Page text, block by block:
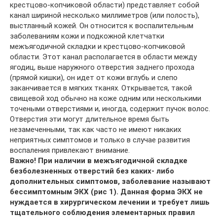
крестцово-копчиковой области) представляет собой
канал шириной несколько миллиметров (или полость),
выстланный кожей. Он относится к воспалительным
заболеваниям кожи и подкожной клетчатки
межъягодичной складки и крестцово-копчиковой
области. Этот канал располагается в области между
ягодиц, выше наружного отверстия заднего прохода
(прямой кишки), он идет от кожи вглубь и слепо
заканчивается в мягких тканях. Открывается, такой
свищевой ход обычно на коже одним или несколькими
точеными отверстиями и, иногда, содержит пучок волос.
Отверстия эти могут длительное время быть
незамеченными, так как часто не имеют никаких
неприятных симптомов и только в случае развития
воспаления привлекают внимание.
Важно! При наличии в межъягодичной складке
безболезненных отверстий без каких- либо
дополнительных симптомов, заболевание называют
бессимптомным ЭКХ (рис 1). Данная форма ЭКХ не
нуждается в хирургическом лечении и требует лишь
тщательного соблюдения элементарных правил